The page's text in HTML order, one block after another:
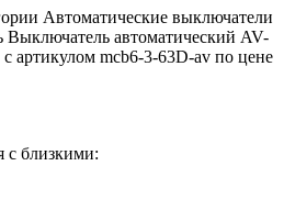
Автоматические выключатели
Выключатель автоматический AV-
артикулом mcb6-3-63D-av по цене
с близкими: